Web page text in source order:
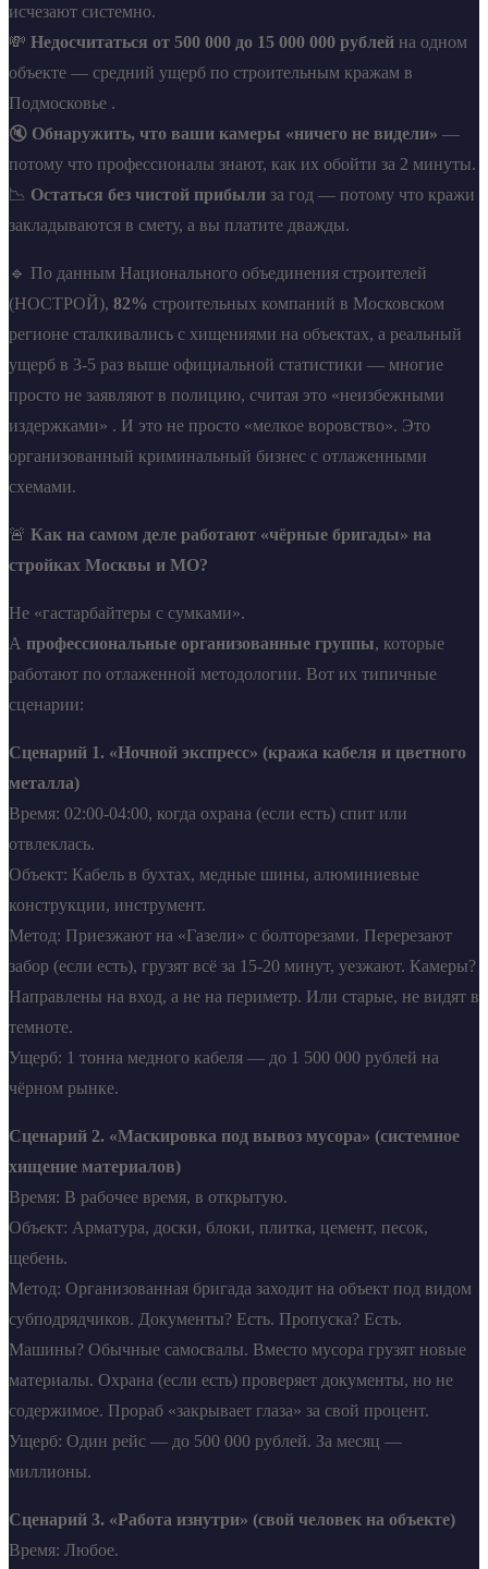
исчезают системно.
💸 Недосчитаться от 500 000 до 15 000 000 рублей на одном
объекте — средний ущерб по строительным кражам в
Подмосковье .
🔇 Обнаружить, что ваши камеры «ничего не видели» —
потому что профессионалы знают, как их обойти за 2 минуты.
📉 Остаться без чистой прибыли за год — потому что кражи
закладываются в смету, а вы платите дважды.
🔹 По данным Национального объединения строителей
(НОСТРОЙ), 82% строительных компаний в Московском
регионе сталкивались с хищениями на объектах, а реальный
ущерб в 3-5 раз выше официальной статистики — многие
просто не заявляют в полицию, считая это «неизбежными
издержками» . И это не просто «мелкое воровство». Это
организованный криминальный бизнес с отлаженными
схемами.
🚨 Как на самом деле работают «чёрные бригады» на
стройках Москвы и МО?
Не «гастарбайтеры с сумками».
А профессиональные организованные группы, которые
работают по отлаженной методологии. Вот их типичные
сценарии:
Сценарий 1. «Ночной экспресс» (кража кабеля и цветного
металла)
Время: 02:00-04:00, когда охрана (если есть) спит или
отвлеклась.
Объект: Кабель в бухтах, медные шины, алюминиевые
конструкции, инструмент.
Метод: Приезжают на «Газели» с болторезами. Перерезают
забор (если есть), грузят всё за 15-20 минут, уезжают. Камеры?
Направлены на вход, а не на периметр. Или старые, не видят в
темноте.
Ущерб: 1 тонна медного кабеля — до 1 500 000 рублей на
чёрном рынке.
Сценарий 2. «Маскировка под вывоз мусора» (системное
хищение материалов)
Время: В рабочее время, в открытую.
Объект: Арматура, доски, блоки, плитка, цемент, песок,
щебень.
Метод: Организованная бригада заходит на объект под видом
субподрядчиков. Документы? Есть. Пропуска? Есть.
Машины? Обычные самосвалы. Вместо мусора грузят новые
материалы. Охрана (если есть) проверяет документы, но не
содержимое. Прораб «закрывает глаза» за свой процент.
Ущерб: Один рейс — до 500 000 рублей. За месяц —
миллионы.
Сценарий 3. «Работа изнутри» (свой человек на объекте)
Время: Любое.